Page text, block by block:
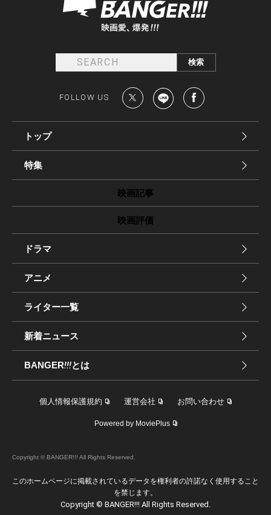
FOLLOW US
トップ
特集
映画記事
映画評価
ドラマ
アニメ
ライター一覧
新着ニュース
BANGER!!!とは
個人情報保護規約 運営会社 お問い合わせ
Powered by MoviePlus
Copyright © BANGER!!! All Rights Reserved.
このホームページに掲載されているデータを権利者の許諾なく使用すること
を禁じます。
Copyright © BANGER!!! All Rights Reserved.